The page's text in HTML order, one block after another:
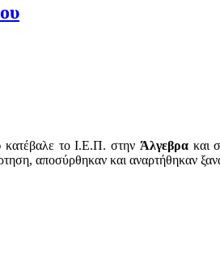
κατέβαλε το Ι.Ε.Π. στην Άλγεβρακαι
αποσύρθηκαν και αναρτήθηκαν